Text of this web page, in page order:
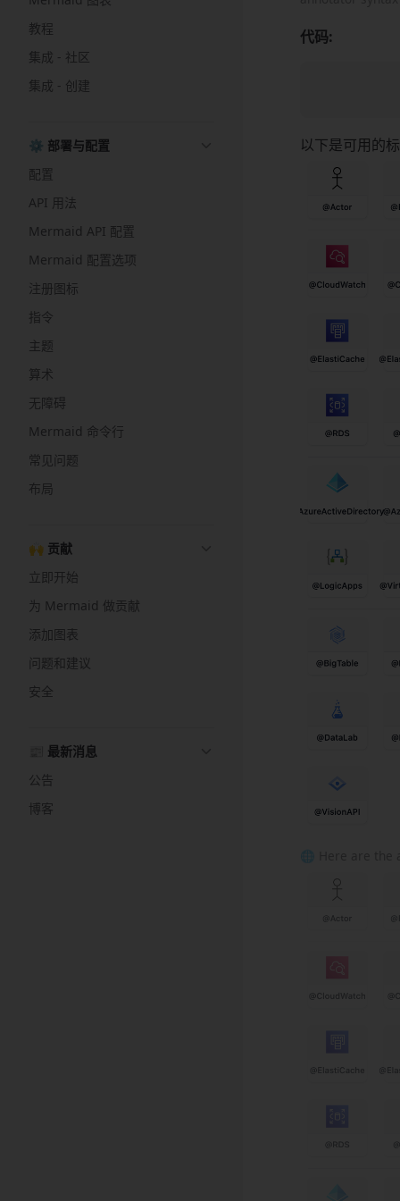
教程
集成 - 社区
集成 - 创建
⚙️ 部署与配置
配置
API 用法
Mermaid API 配置
Mermaid 配置选项
注册图标
指令
主题
算术
无障碍
Mermaid 命令行
常见问题
布局
🙌 贡献
立即开始
为 Mermaid 做贡献
添加图表
问题和建议
安全
📰 最新消息
公告
博客
代码:
以下是可用的
🌐 Here are the